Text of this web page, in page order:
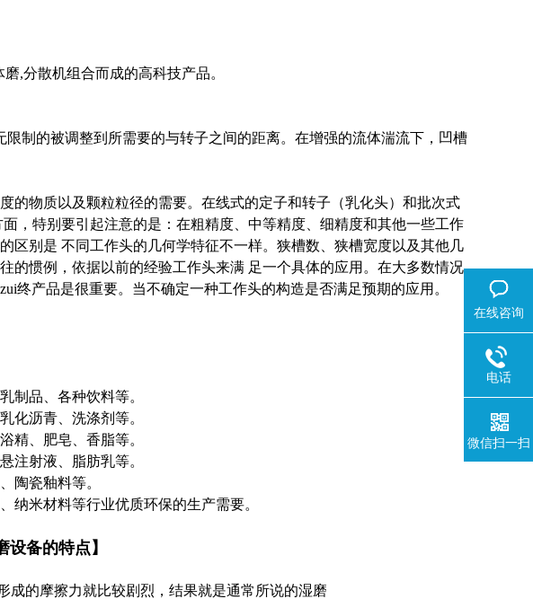
,分散机组合而成的高科技产品。
制的被调整到所需要的与转子之间的距离。在增强的流体湍流下，凹槽
的物质以及颗粒粒径的需要。在线式的定子和转子（乳化头）和批次式
，特别要引起注意的是：在粗精度、中等精度、细精度和其他一些工作
区别是 不同工作头的几何学特征不一样。狭槽数、狭槽宽度以及其他几
的惯例，依据以前的经验工作头来满 足一个具体的应用。在大多数情况
终产品是很重要。当不确定一种工作头的构造是否满足预期的应用。
制品、各种饮料等。
化沥青、洗涤剂等。
精、肥皂、香脂等。
注射液、脂肪乳等。
陶瓷釉料等。
纳米材料等行业优质环保的生产需要。
设备的特点】
的摩擦力就比较剧烈，结果就是通常所说的湿磨
在线咨询
电话
微信扫一扫